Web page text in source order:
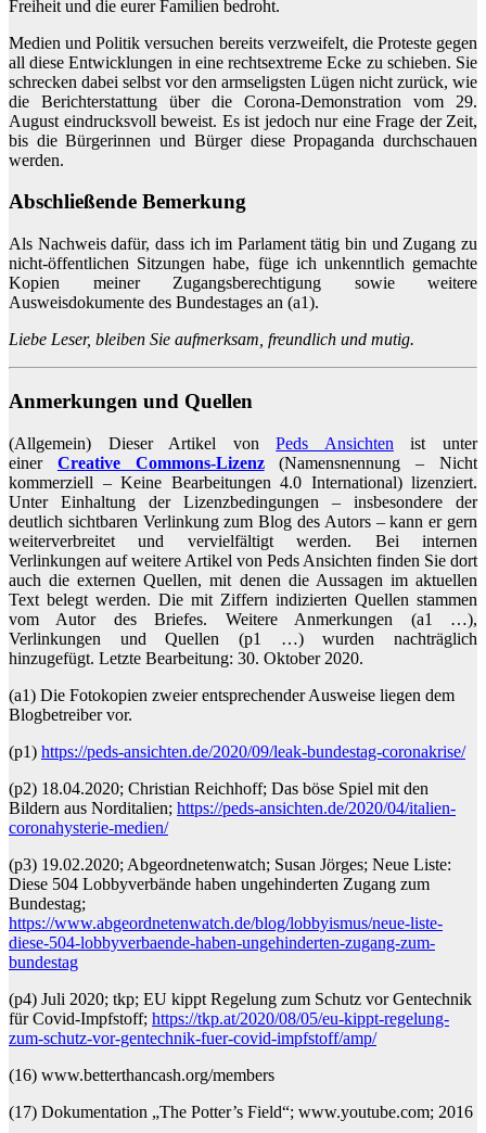
Freiheit und die eurer Familien bedroht.
Medien und Politik versuchen bereits verzweifelt, die Proteste gegen
all diese Entwicklungen in eine rechtsextreme Ecke zu schieben. Sie
schrecken dabei selbst vor den armseligsten Lügen nicht zurück, wie
die Berichterstattung über die Corona-Demonstration vom 29.
August eindrucksvoll beweist. Es ist jedoch nur eine Frage der Zeit,
bis die Bürgerinnen und Bürger diese Propaganda durchschauen
werden.
Abschließende Bemerkung
Als Nachweis dafür, dass ich im Parlament tätig bin und Zugang zu
nicht-öffentlichen Sitzungen habe, füge ich unkenntlich gemachte
Kopien meiner Zugangsberechtigung sowie weitere
Ausweisdokumente des Bundestages an (a1).
Liebe Leser, bleiben Sie aufmerksam, freundlich und mutig.
Anmerkungen und Quellen
(Allgemein) Dieser Artikel vonPeds Ansichten ist unter
einer Creative Commons-Lizenz(Namensnennung – Nicht
kommerziell – Keine Bearbeitungen 4.0 International) lizenziert.
Unter Einhaltung der Lizenzbedingungen – insbesondere der
deutlich sichtbaren Verlinkung zum Blog des Autors – kann er gern
weiterverbreitet und vervielfältigt werden. Bei internen
Verlinkungen auf weitere Artikel von Peds Ansichten finden Sie dort
auch die externen Quellen, mit denen die Aussagen im aktuellen
Text belegt werden. Die mit Ziffern indizierten Quellen stammen
vom Autor des Briefes. Weitere Anmerkungen (a1 …),
Verlinkungen und Quellen (p1 …) wurden nachträglich
hinzugefügt. Letzte Bearbeitung: 30. Oktober 2020.
(a1) Die Fotokopien zweier entsprechender Ausweise liegen dem
Blogbetreiber vor.
(p1) https://peds-ansichten.de/2020/09/leak-bundestag-coronakrise/
(p2) 18.04.2020; Christian Reichhoff; Das böse Spiel mit den
Bildern aus Norditalien; https://peds-ansichten.de/2020/04/italien-
coronahysterie-medien/
(p3) 19.02.2020; Abgeordnetenwatch; Susan Jörges; Neue Liste:
Diese 504 Lobbyverbände haben ungehinderten Zugang zum
Bundestag;
https://www.abgeordnetenwatch.de/blog/lobbyismus/neue-liste-
diese-504-lobbyverbaende-haben-ungehinderten-zugang-zum-
bundestag
(p4) Juli 2020; tkp; EU kippt Regelung zum Schutz vor Gentechnik
für Covid-Impfstoff; https://tkp.at/2020/08/05/eu-kippt-regelung-
zum-schutz-vor-gentechnik-fuer-covid-impfstoff/amp/
(16) www.betterthancash.org/members
(17) Dokumentation „The Potter’s Field“; www.youtube.com; 2016